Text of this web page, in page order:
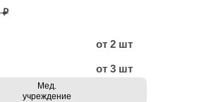
₽
от 2 шт
от 3 шт
Мед.
учреждение